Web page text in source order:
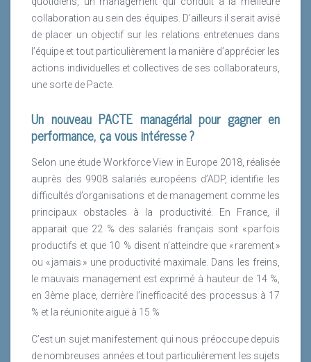
collaboration au sein des équipes. D’ailleurs il serait avisé
de placer un objectif sur les relations entretenues dans
l’équipe et tout particulièrement la manière d’apprécier les
actions individuelles et collectives de ses collaborateurs,
une sorte de Pacte.
Un nouveau PACTE managérial pour gagner en
performance, ça vous intéresse ?
Selon une étude Workforce View in Europe 2018, réalisée
auprès des 9908 salariés européens d’ADP, identifie les
difficultés d’organisations et de management comme les
principaux obstacles à la productivité. En France, il
apparait que 22 % des salariés français sont « parfois
productifs et que 10 % disent n’atteindre que « rarement »
ou « jamais » une productivité maximale. Dans les freins,
le mauvais management est exprimé à hauteur de 14 %,
en 3ème place, derrière l’inefficacité des processus à 17
% et la réunionite aiguë à 15 %
C’est un sujet manifestement qui nous préoccupe depuis
de nombreuses années et tout particulièrement les sujets